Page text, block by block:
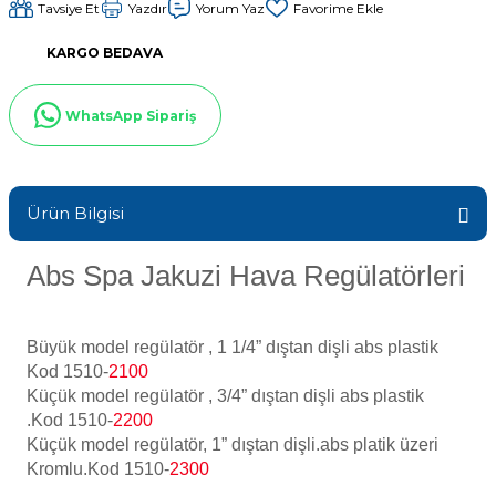
Wtr Havuz
Sıvı Ph- Düşürücü
Alkalinite Düşürücü
Ayak Dezenfektanı
e Pool Expert
Havuz Filtre
Havuz Vana
Havuz Isıtma
Havuz Elektrik
Havuz Sarf
Havuz
Bahçe Süs Havuzu
Tavsiye Et Yazdır Yorum Yaz
KARGO BEDAVA
WhatsApp Sipariş
Ürün Bilgisi
Abs Spa Jakuzi Hava Regülatörleri
Büyük model regülatör , 1 1/4” dıştan dişli abs plastik
Kod 1510-2100
Küçük model regülatör , 3/4” dıştan dişli abs plastik
.Kod 1510-2200
Küçük model regülatör, 1” dıştan dişli.abs platik üzeri
Kromlu.Kod 1510-2300